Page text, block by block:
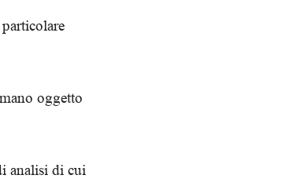
oggetto
analisi di cui